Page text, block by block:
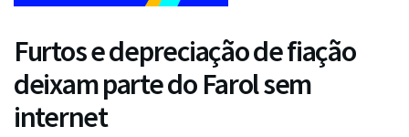
Furtos e depreciação de fiação
deixam parte do Farol sem
internet